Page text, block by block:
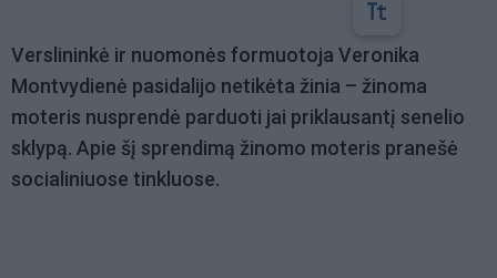
Verslininkė ir nuomonės formuotoja Veronika
Montvydienė pasidalijo netikėta žinia – žinoma
moteris nusprendė parduoti jai priklausantį senelio
sklypą. Apie šį sprendimą žinomo moteris pranešė
socialiniuose tinkluose.